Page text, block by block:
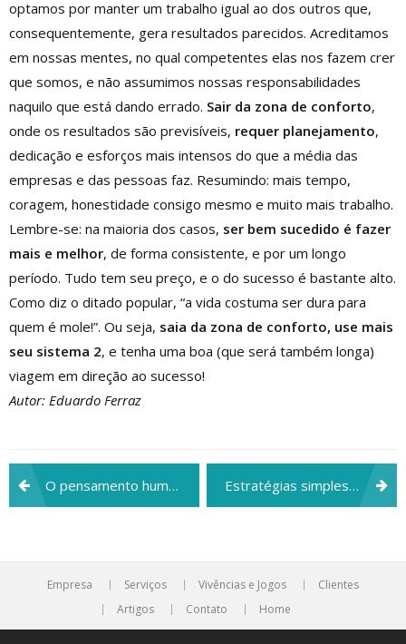
optamos por manter um trabalho igual ao dos outros que,
consequentemente, gera resultados parecidos. Acreditamos
em nossas mentes, no qual competentes elas nos fazem crer
que somos, e não assumimos nossas responsabilidades
naquilo que está dando errado. Sair da zona de conforto,
onde os resultados são previsíveis, requer planejamento,
dedicação e esforços mais intensos do que a média das
empresas e das pessoas faz. Resumindo: mais tempo,
coragem, honestidade consigo mesmo e muito mais trabalho.
Lembre-se: na maioria dos casos, ser bem sucedido é fazer
mais e melhor, de forma consistente, e por um longo
período. Tudo tem seu preço, e o do sucesso é bastante alto.
Como diz o ditado popular, “a vida costuma ser dura para
quem é mole!”. Ou seja, saia da zona de conforto, use mais
seu sistema 2, e tenha uma boa (que será também longa)
viagem em direção ao sucesso!
Autor: Eduardo Ferraz
Navegação
de
O pensamento humano é capaz de materializar um objeto Estratégias simples para aprender mais rapidamente
Empresa Serviços Vivências e Jogos
Clientes
Artigos
Contato Home